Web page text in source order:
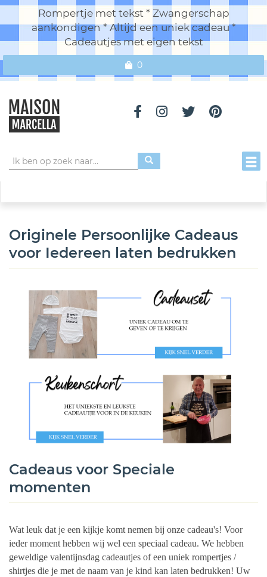
Rompertje met tekst * Zwangerschap
aankondigen * Altijd een uniek cadeau *
Cadeautjes met eigen tekst
0
Originele Persoonlijke Cadeaus
voor Iedereen laten bedrukken
Cadeaus voor Speciale
momenten
Wat leuk dat je een kijkje komt nemen bij onze cadeau's! Voor
ieder moment hebben wij wel een speciaal cadeau. We hebben
geweldige valentijnsdag cadeautjes of een uniek rompertjes /
shirtjes die je met de naam van je kind kan laten bedrukken! Uw